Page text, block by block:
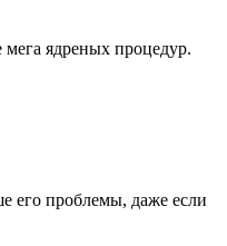
мега ядреных процедур.
его проблемы, даже если